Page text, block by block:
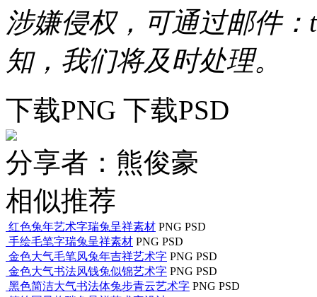
涉嫌侵权，可通过邮件：
知，我们将及时处理。
下载PNG 下载PSD
分享者：熊俊豪
相似推荐
红色兔年艺术字瑞兔呈祥素材 PNG PSD
手绘毛笔字瑞兔呈祥素材 PNG PSD
金色大气毛笔风兔年吉祥艺术字 PNG PSD
金色大气书法风钱兔似锦艺术字 PNG PSD
黑色简洁大气书法体兔步青云艺术字 PNG PSD